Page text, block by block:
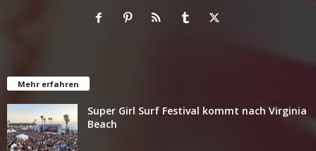
Mehr erfahren
Super Girl Surf Festival kommt nach Virginia
Beach